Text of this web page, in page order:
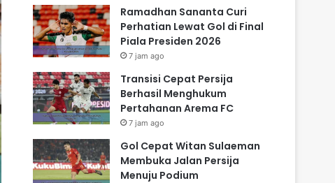
Ramadhan Sananta Curi
Perhatian Lewat Gol di Final
Piala Presiden 2026
7 jam ago
Transisi Cepat Persija
Berhasil Menghukum
Pertahanan Arema FC
7 jam ago
Gol Cepat Witan Sulaeman
Membuka Jalan Persija
Menuju Podium